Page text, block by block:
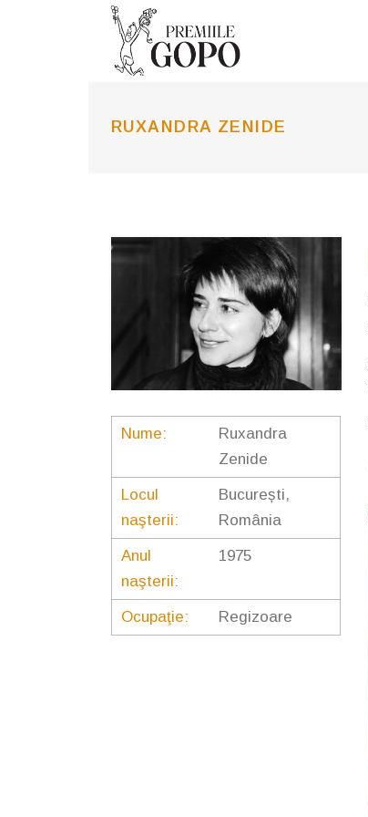
RUXANDRA ZENIDE
Nume:
Ruxandra
Zenide
Locul
naşterii:
București,
România
Anul
naşterii:
1975
Ocupaţie: Regizoare